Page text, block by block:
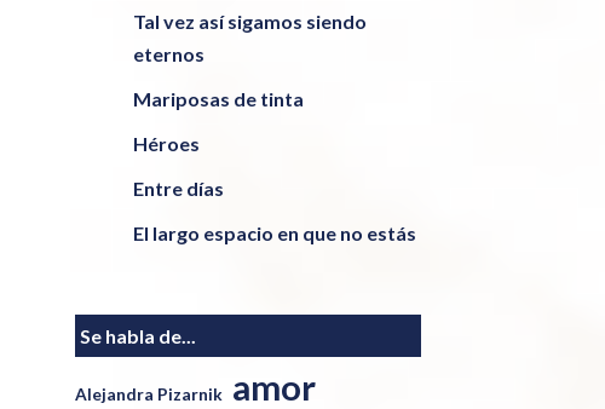
Tal vez así sigamos siendo
eternos
Mariposas de tinta
Héroes
Entre días
El largo espacio en que no estás
Se habla de...
Alejandra Pizarnik amor